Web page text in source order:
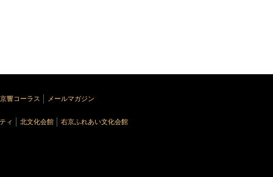
京響コーラス メールマガジン
ィ 北文化会館 右京ふれあい文化会館